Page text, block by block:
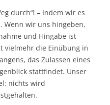
durch“! – Indem wir es
Wenn wir uns hingeben,
und Hingabe ist
vielmehr die Einübung in
das Zulassen eines
stattfindet. Unser
nichts wird